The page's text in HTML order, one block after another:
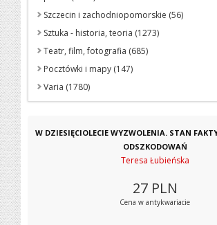
Szczecin i zachodniopomorskie (56)
Sztuka - historia, teoria (1273)
Teatr, film, fotografia (685)
Pocztówki i mapy (147)
Varia (1780)
W DZIESIĘCIOLECIE WYZWOLENIA. STAN
ODSZKODOWAŃ
Teresa Łubieńska
27 PLN
Cena w antykwariacie